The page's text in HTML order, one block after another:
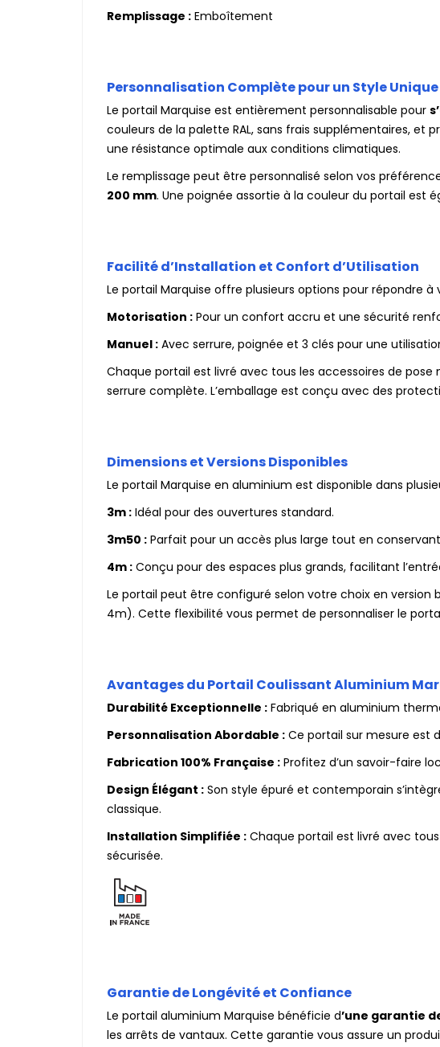
Remplissage : Emboîtement
Personnalisation Complète pour un Style Unique
Le portail Marquise est entièrement personnalisable pour
couleurs de la palette RAL, sans frais supplémentaires,
une résistance optimale aux conditions climatiques.
Le remplissage peut être personnalisé selon vos
200 mm. Une poignée assortie à la couleur du portail est
Facilité d’Installation et Confort d’Utilisation
Le portail Marquise offre plusieurs options pour répondre à
Motorisation : Pour un confort accru et une sécurité
Manuel : Avec serrure, poignée et 3 clés pour une
Chaque portail est livré avec tous les accessoires de
serrure complète. L’emballage est conçu avec des
Dimensions et Versions Disponibles
Le portail Marquise en aluminium est disponible dans
3m : Idéal pour des ouvertures standard.
3m50 : Parfait pour un accès plus large tout en
4m : Conçu pour des espaces plus grands, facilitant
Le portail peut être configuré selon votre choix en version
4m). Cette flexibilité vous permet de personnaliser le
Avantages du Portail Coulissant Aluminium
Durabilité Exceptionnelle : Fabriqué en aluminium
Personnalisation Abordable : Ce portail sur mesure est
Fabrication 100% Française : Profitez d’un savoir-faire
Design Élégant : Son style épuré et contemporain
classique.
Installation Simplifiée : Chaque portail est livré avec
sécurisée.
Garantie de Longévité et Confiance
Le portail aluminium Marquise bénéficie d’une garantie
les arrêts de vantaux. Cette garantie vous assure un